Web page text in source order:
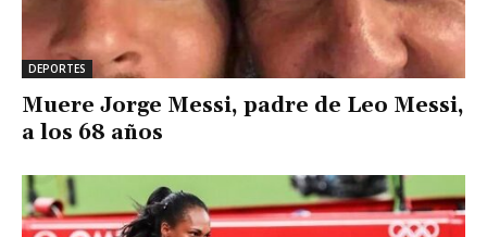
DEPORTES
Muere Jorge Messi, padre de Leo Messi,
a los 68 años